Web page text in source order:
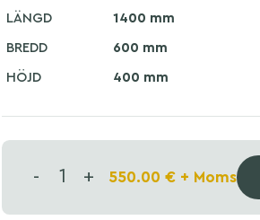
LÄNGD 1400 mm
BREDD 600 mm
HÖJD 400 mm
- + 550.00 € + Moms